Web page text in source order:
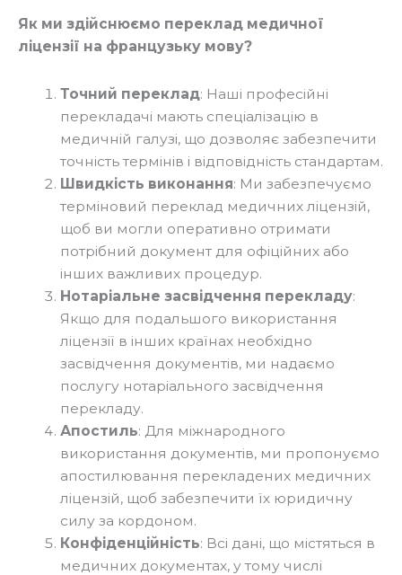
Як ми здійснюємо переклад медичної
ліцензії на французьку мову?
Точний переклад: Наші професійні
перекладачі мають спеціалізацію в
медичній галузі, що дозволяє забезпечити
точність термінів і відповідність стандартам.
Швидкість виконання: Ми забезпечуємо
терміновий переклад медичних ліцензій,
щоб ви могли оперативно отримати
потрібний документ для офіційних або
інших важливих процедур.
Нотаріальне засвідчення перекладу:
Якщо для подальшого використання
ліцензії в інших країнах необхідно
засвідчення документів, ми надаємо
послугу нотаріального засвідчення
перекладу.
Апостиль: Для міжнародного
використання документів, ми пропонуємо
апостилювання перекладених медичних
ліцензій, щоб забезпечити їх юридичну
силу за кордоном.
Конфіденційність: Всі дані, що містяться в
медичних документах, у тому числі